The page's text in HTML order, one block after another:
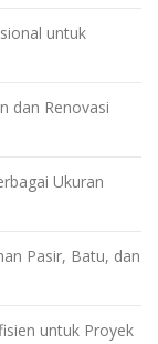
untuk
dan Renovasi
Ukuran
Pasir, Batu, dan
untuk Proyek